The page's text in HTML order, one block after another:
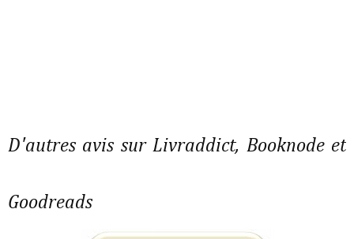
D'autres avis sur Livraddict, Booknode et
Goodreads